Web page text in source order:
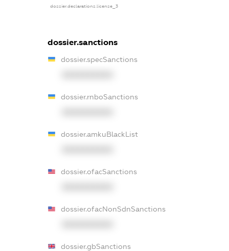
dossier.declarations.license_3
dossier.sanctions
dossier.specSanctions
dossier.rnboSanctions
dossier.amkuBlackList
dossier.ofacSanctions
dossier.ofacNonSdnSanctions
dossier.gbSanctions